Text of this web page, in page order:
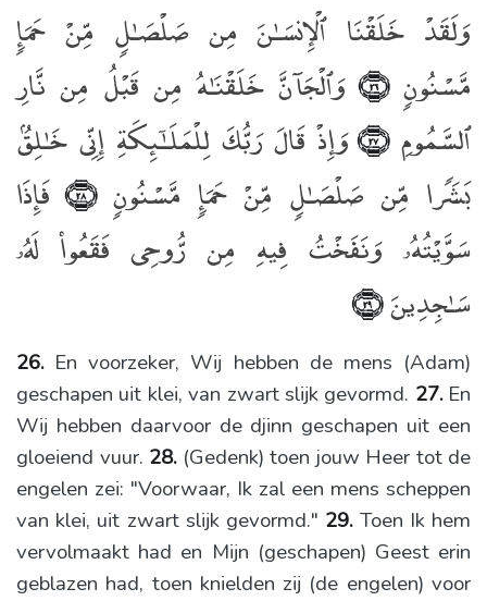
26. En voorzeker, Wij hebben de mens (Adam)
geschapen uit klei, van zwart slijk gevormd. 27. En
Wij hebben daarvoor de djinn geschapen uit een
gloeiend vuur. 28. (Gedenk) toen jouw Heer tot de
engelen zei: "Voorwaar, Ik zal een mens scheppen
van klei, uit zwart slijk gevormd." 29. Toen Ik hem
vervolmaakt had en Mijn (geschapen) Geest erin
geblazen had, toen knielden zij (de engelen) voor
وَلَقَدْ خَلَقْنَا ٱلْإِنسَـٰنَ مِن صَلْصَـٰلٍۢ مِّنْ حَمَإٍۢ
مَّسْنُونٍۢ﴿٢٦﴾
وَٱلْجَآنَّ خَلَقْنَـٰهُ مِن قَبْلُ مِن نَّارِ
ٱلسَّمُومِ﴿٢٧﴾
وَإِذْ قَالَ رَبُّكَ لِلْمَلَـٰٓئِكَةِ إِنِّى خَـٰلِقٌۢ
بَشَرًۭا مِّن صَلْصَـٰلٍۢ مِّنْ حَمَإٍۢ مَّسْنُونٍۢ﴿٢٨﴾
فَإِذَا
سَوَّيْتُهُۥ وَنَفَخْتُ فِيهِ مِن رُّوحِى فَقَعُوا۟ لَهُۥ
سَـٰجِدِينَ﴿٢٩﴾